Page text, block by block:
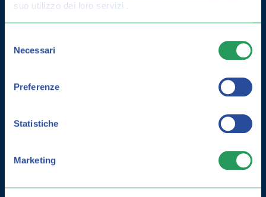
suo utilizzo dei loro servizi .
delNecessari
Preferenze
Statistiche
Marketing